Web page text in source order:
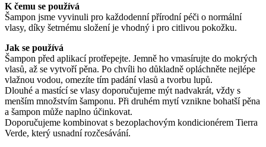
K čemu se používá
Šampon jsme vyvinuli pro každodenní přírodní péči o normální
vlasy, díky šetrnému složení je vhodný i pro citlivou pokožku.
Jak se používá
Šampon před aplikací protřepejte. Jemně ho vmasírujte do mokrých
vlasů, až se vytvoří pěna. Po chvíli ho důkladně opláchněte nejlépe
vlažnou vodou, omezíte tím padání vlasů a tvorbu lupů.
Dlouhé a mastící se vlasy doporučujeme mýt nadvakrát, vždy s
menším množstvím šamponu. Při druhém mytí vznikne bohatší pěna
a šampon může naplno účinkovat.
Doporučujeme kombinovat s bezoplachovým kondicionérem Tierra
Verde, který usnadní rozčesávání.